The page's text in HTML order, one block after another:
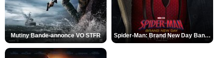
Mutiny Bande-annonce VO STFR Spider-Man: Brand New Day Bande-annonce VO STFR